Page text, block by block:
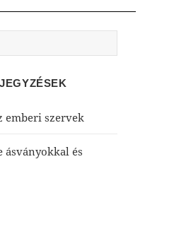
emberi szervek
ásványokkal és